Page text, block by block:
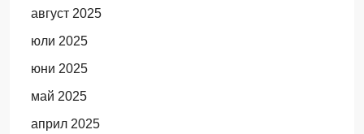
август 2025
юли 2025
юни 2025
май 2025
април 2025